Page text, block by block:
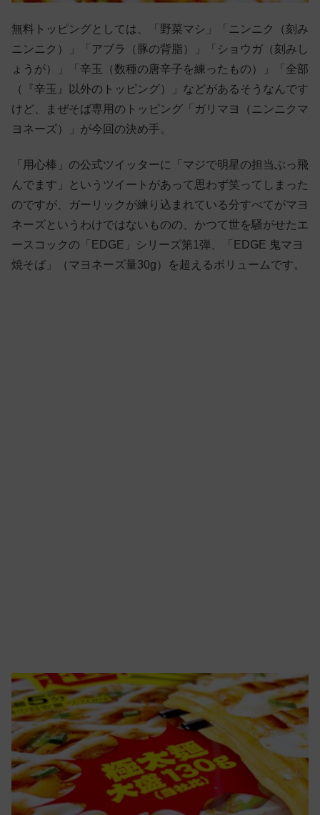
無料トッピングとしては、「野菜マシ」「ニンニク（刻み
ニンニク）」「アブラ（豚の背脂）」「ショウガ（刻みし
ょうが）」「辛玉（数種の唐辛子を練ったもの）」「全部
（『辛玉』以外のトッピング）」などがあるそうなんです
けど、まぜそば専用のトッピング「ガリマヨ（ニンニクマ
ヨネーズ）」が今回の決め手。
「用心棒」の公式ツイッターに「マジで明星の担当ぶっ飛
んでます」というツイートがあって思わず笑ってしまった
のですが、ガーリックが練り込まれている分すべてがマヨ
ネーズというわけではないものの、かつて世を騒がせたエ
ースコックの「EDGE」シリーズ第1弾、「EDGE 鬼マヨ
焼そば」（マヨネーズ量30g）を超えるボリュームです。